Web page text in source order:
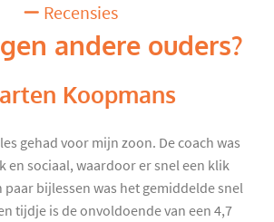
Recensies
andere ouders?
Koopmans
gehad voor mijn zoon. De coach was
en sociaal, waardoor er snel een klik
paar bijlessen was het gemiddelde snel
tijdje is de onvoldoende van een 4,7